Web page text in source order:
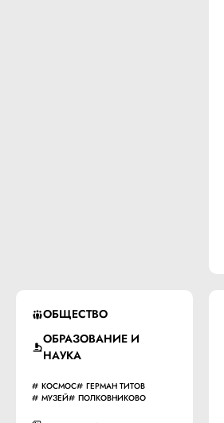
ОБЩЕСТВО
ОБРАЗОВАНИЕ И
НАУКА
КОСМОС
ГЕРМАН ТИТОВ
МУЗЕЙ
ПОЛКОВНИКОВО